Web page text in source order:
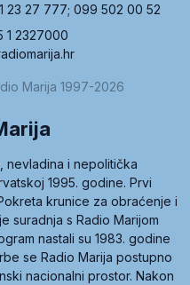
23 27 777; 099 502 00 52
1 2327000
Marija 1997-2026
nevladina i nepolitička
1995. godine. Prvi
krunice za obraćenje i
suradnja s Radio Marijom
nastali su 1983. godine
se Radio Marija postupno
nacionalni prostor. Nakon